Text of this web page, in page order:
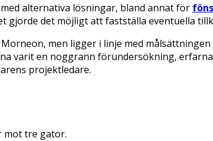
alternativa lösningar, bland annat för
gjorde det möjligt att fastställa eventuella
men ligger i linje med
varit en noggrann förundersökning,
projektledare.
mot tre gator.